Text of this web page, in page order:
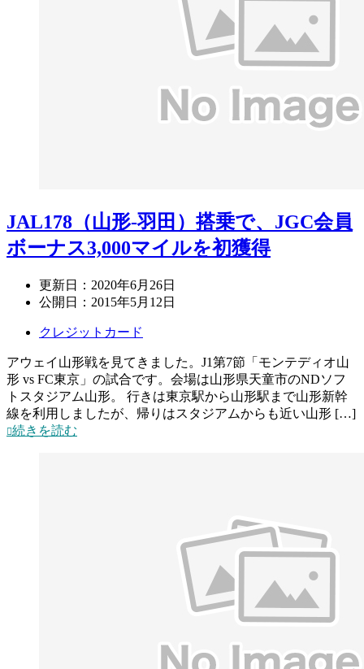
JAL178（山形-羽田）搭乗で、JGC会員
ボーナス3,000マイルを初獲得
更新日： 2020年6月26日
公開日： 2015年5月12日
クレジットカード
アウェイ山形戦を見てきました。J1第7節「モンテディオ山
形 vs FC東京」の試合です。会場は山形県天童市のNDソフ
トスタジアム山形。 行きは東京駅から山形駅まで山形新幹
線を利用しましたが、帰りはスタジアムからも近い山形 […]
続きを読む